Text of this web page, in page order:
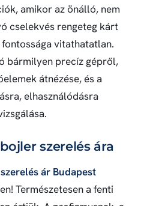
amikor az önálló, nem
cselekvés rengeteg kárt
vitathatatlan.
bármilyen precíz gépről,
átnézése, és a
elhasználódásra
szerelés ára
ár Budapest
Természetesen a fenti